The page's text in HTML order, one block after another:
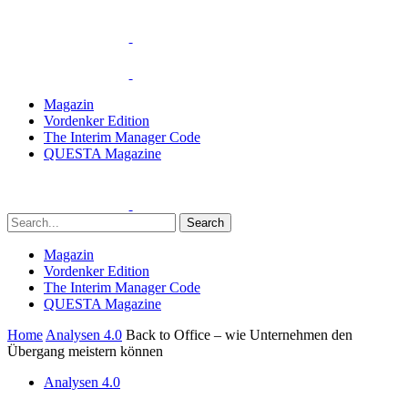
Magazin
Vordenker Edition
The Interim Manager Code
QUESTA Magazine
Search
Magazin
Vordenker Edition
The Interim Manager Code
QUESTA Magazine
Home Analysen 4.0 Back to Office – wie Unternehmen den
Übergang meistern können
Analysen 4.0